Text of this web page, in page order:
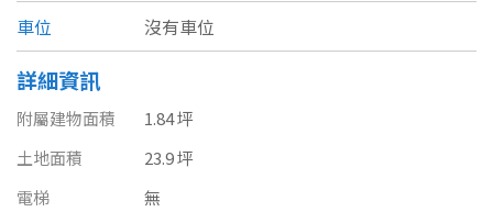
台中市
雲林縣
坪數
不拘
車位
沒有車位
詳細資訊
附屬建物面積
1.84 坪
土地面積
23.9 坪
電梯
無